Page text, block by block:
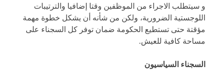
و سيتطلب الاجراء من الموظفين وقتا إضافيا والترتيبات
اللوجستية الضرورية، ولكن من شأنه أن يشكل خطوة مهمة
مؤقتة حتى تستطيع الحكومة ضمان توفر كل السجناء على
مساحة كافية للعيش.
السجناء السياسيون